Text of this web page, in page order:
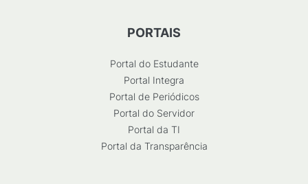
PORTAIS
Portal do Estudante
Portal Integra
Portal de Periódicos
Portal do Servidor
Portal da TI
Portal da Transparência